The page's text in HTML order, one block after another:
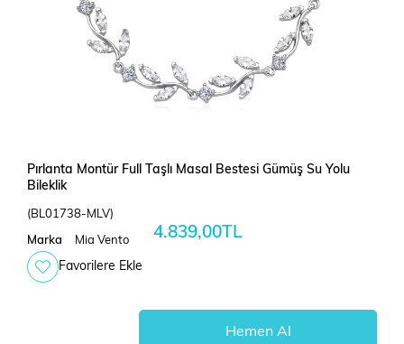
Pırlanta Montür Full Taşlı Masal Bestesi Gümüş Su Yolu
Bileklik
(BL01738-MLV)
Marka Mia Vento 4.839,00TL
Favorilere Ekle